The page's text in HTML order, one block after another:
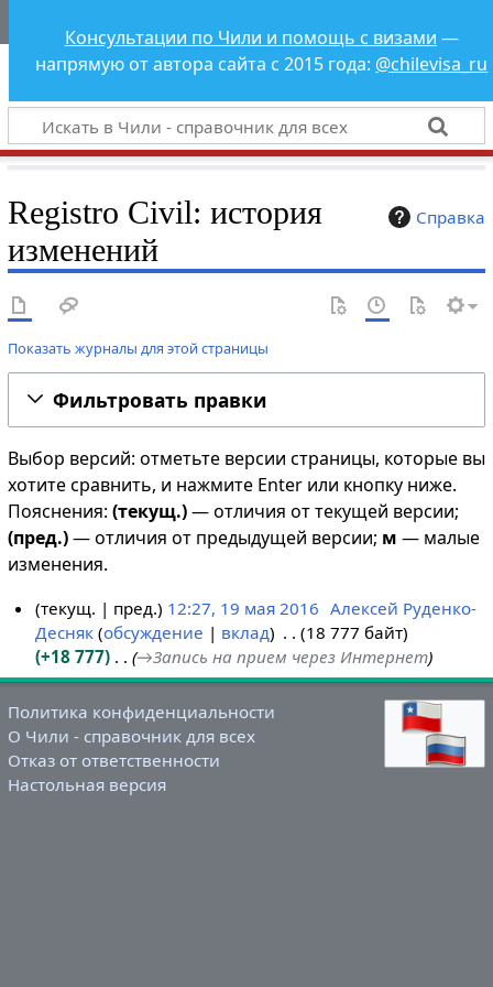
Чили - справочник
для всех
Консультации по Чили и помощь с визами —
напрямую от автора сайта с 2015 года: @chilevisa_ru
Справка
Registro Civil: история
изменений
Показать журналы для этой страницы
Фильтровать правки
Выбор версий: отметьте версии страницы, которые вы
хотите сравнить, и нажмите Enter или кнопку ниже.
Пояснения: (текущ.)— отличия от текущей версии;
(пред.)— отличия от предыдущей версии; м — малые
изменения.
м
а
я
2
0
текущ. пред. 12:27, 19 мая 2016 Алексей Руденко-
Десняк обсуждение вклад
18 777 байт
+18 777
→Запись на прием через Интернет
Политика конфиденциальности
О Чили - справочник для всех
Отказ от ответственности
Настольная версия